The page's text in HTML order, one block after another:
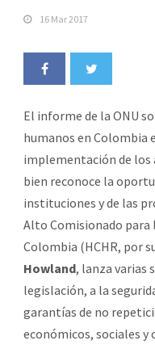
16 Mar 2017
El informe de la ONU
humanos en Colombia
implementación de los
bien reconoce la
instituciones y de las
Alto Comisionado para
Colombia (HCHR, por
Howland, lanza varias
legislación, a la
garantías de no
económicos, sociales y